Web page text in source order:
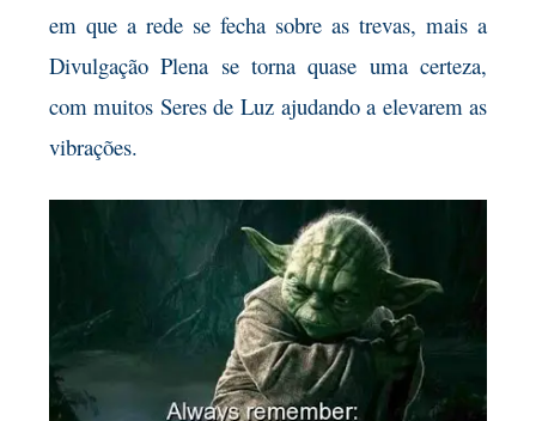
em que a rede se fecha sobre as trevas, mais a
Divulgação Plena se torna quase uma certeza,
com muitos Seres de Luz ajudando a elevarem as
vibrações.